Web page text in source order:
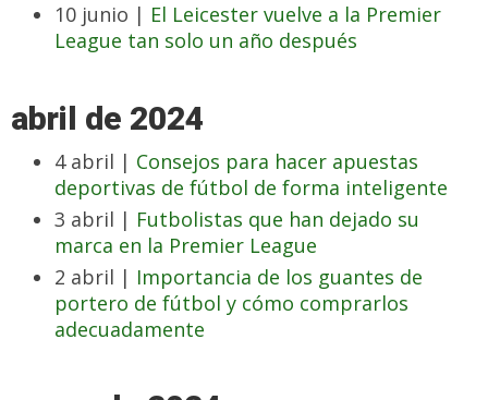
10 junio | El Leicester vuelve a la Premier
League tan solo un año después
abril de 2024
4 abril | Consejos para hacer apuestas
deportivas de fútbol de forma inteligente
3 abril | Futbolistas que han dejado su
marca en la Premier League
2 abril | Importancia de los guantes de
portero de fútbol y cómo comprarlos
adecuadamente